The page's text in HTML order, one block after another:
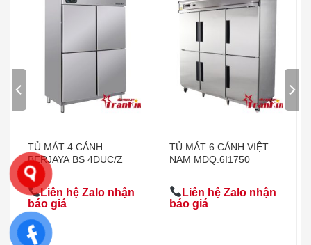
TỦ MÁT 4 CÁNH
BERJAYA BS 4DUC/Z
Liên hệ Zalo nhận
báo giá
TỦ MÁT 6 CÁNH VIỆT
NAM MDQ.6I1750
Liên hệ Zalo nhận
báo giá